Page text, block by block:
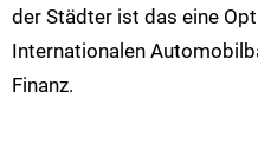
der Städter ist das eine
Internationalen
Finanz.